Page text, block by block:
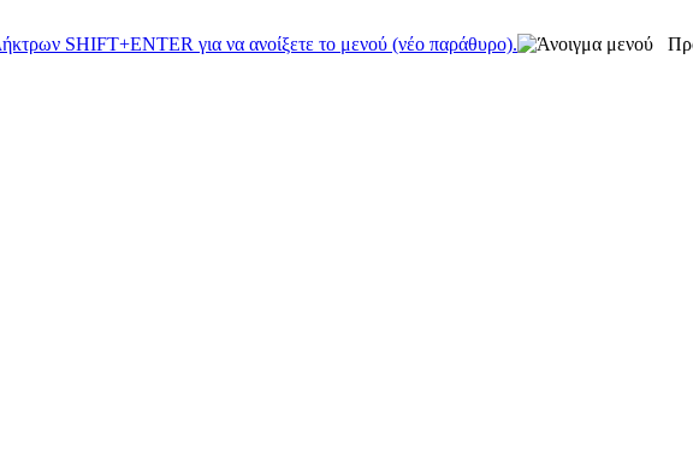
SHIFT+ENTER για να ανοίξετε το μενού (νέο παράθυρο).